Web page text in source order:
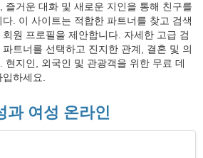
즐거운 대화 및 새로운 지인을 통해 친구를
. 이 사이트는 적합한 파트너를 찾고 검색
원 프로필을 제안합니다. 자세한 고급 검
트너를 선택하고 진지한 관계, 결혼 및 의
현지인, 외국인 및 관광객을 위한 무료 데
하세요.
과 여성 온라인